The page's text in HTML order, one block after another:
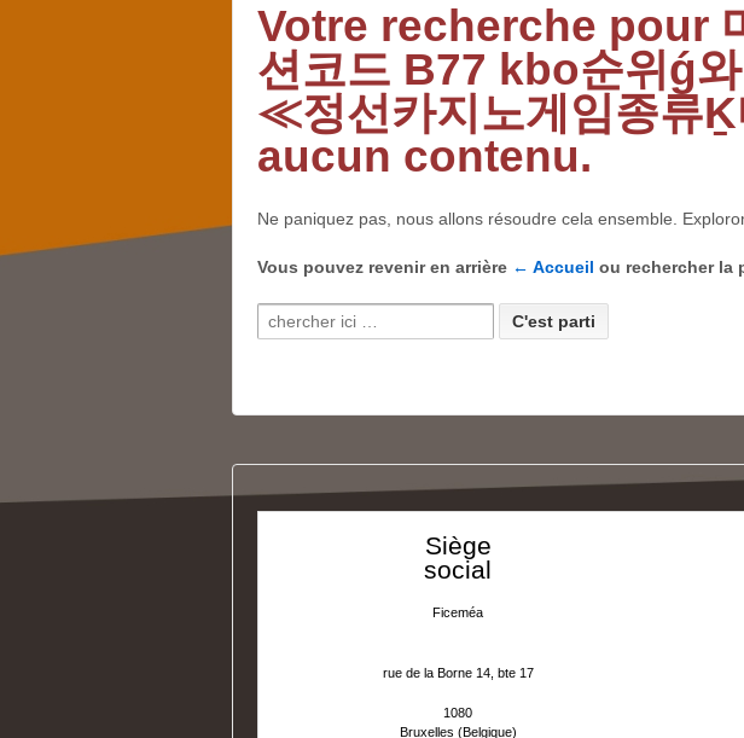
Votre recherche pour
션코드 B77 kbo순위ǵ와
≪정선카지노게임종류
aucun contenu.
Ne paniquez pas, nous allons résoudre cela ensemble.
Vous pouvez revenir en arrière ← Accueil ou rechercher la
Recherche pour:
Siège
social
Ficeméa
rue de la Borne 14, bte 17
1080
Bruxelles (Belgique)